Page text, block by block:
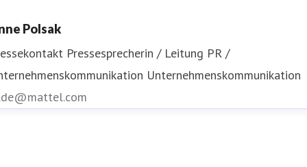
Polsak
Pressesprecherin / Leitung PR /
Unternehmenskommunikation